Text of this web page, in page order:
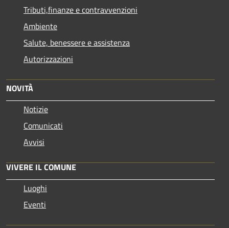
Tributi,finanze e contravvenzioni
Ambiente
Salute, benessere e assistenza
Autorizzazioni
NOVITÀ
Notizie
Comunicati
Avvisi
VIVERE IL COMUNE
Luoghi
Eventi